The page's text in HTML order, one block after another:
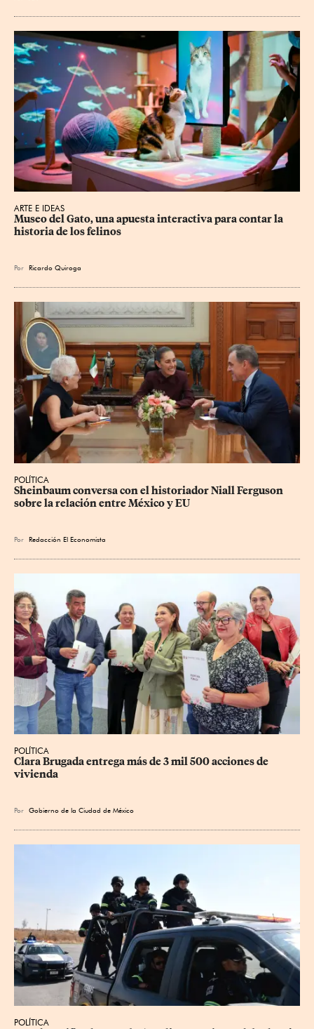
ARTE E IDEAS
Museo del Gato, una apuesta interactiva para contar la
historia de los felinos
Por Ricardo Quiroga
POLÍTICA
Sheinbaum conversa con el historiador Niall Ferguson
sobre la relación entre México y EU
Por Redacción El Economista
POLÍTICA
Clara Brugada entrega más de 3 mil 500 acciones de
vivienda
Por Gobierno de la Ciudad de México
POLÍTICA